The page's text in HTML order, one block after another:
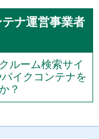
ナ運営事業者
ルーム検索サイ
イクコンテナを
？